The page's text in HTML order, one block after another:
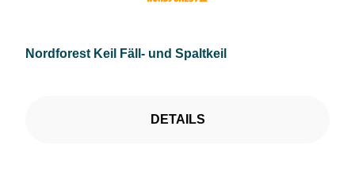
Nordforest Keil Fäll- und Spaltkeil
DETAILS